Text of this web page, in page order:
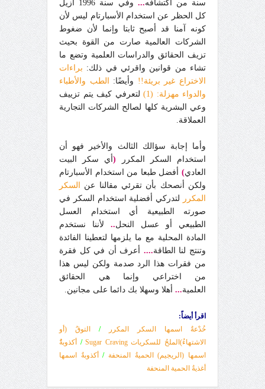
سنة من اكتشافه...
وفي سنة 1996 أزيل
كل الحظر عن استخدام الأسبارتام ليس لأن
كونه آمنا قد أصبح ثابتا وإنما لأن ضغوط
الشركات العالمية صارت من القوة بحيث
تزيف الحقائق والدراسات العلمية وتضع ما
تشاء من قوانين واقرئي في ذلك: براءات
الاختراع غير بريئة!! وأيضًا:
الطب والأطباء
والدواء مهزلة: (1)
لتعرفي كيف يتم تزييف
وعي البشرية كلها لصالح الشركات التجارية
العملاقة.
وأما إجابة سؤالك الثالث والأخير فهو أن
استخدام السكر المكرر (أي سكر البيت
العادي) أفضل طبعا من استخدام الأسبارتام
ولكن أنصحك بأن تقرئي مقالنا عن
السكر
المكرر
لتدركي أفضلية استخدام السكر في
صورته الطبيعية أي استخدام العسل
الطبيعي أو عسل النحل.. لأننا نستخدم
المادة المحلية مع ما يلزمها لتعطينا الفائدة
وتنتج لنا الطاقة.... أعرف أن في كل فقرة
من فقرات هذا الرد صدمة ولكن ليس هذا
من اختراعي وإنما هي الحقائق
العلمية... أهلا وسهلا بك دائما على مجانين.
اقرأ أيضاً:
خُدْعةٌ اسمها السكر المكرر
/
التوقُ (أو
الاشتهاءُ)الملحُ للسكريات Sugar Craving
/
أكذوبةٌٌ
اسمها (الريجيم) الحميةُ المنحفة /
أكذوبةٌ اسمها
أغذيةُ الحمية المنحفة